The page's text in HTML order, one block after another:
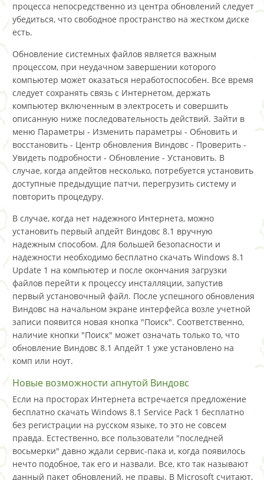
процесса непосредственно из центра обновлений следует
убедиться, что свободное пространство на жестком диске
есть.
Обновление системных файлов является важным
процессом, при неудачном завершении которого
компьютер может оказаться неработоспособен. Все время
следует сохранять связь с Интернетом, держать
компьютер включенным в электросеть и совершить
описанную ниже последовательность действий. Зайти в
меню Параметры - Изменить параметры - Обновить и
восстановить - Центр обновления Виндовс - Проверить -
Увидеть подробности - Обновление - Установить. В
случае, когда апдейтов несколько, потребуется установить
доступные предыдущие патчи, перегрузить систему и
повторить процедуру.
В случае, когда нет надежного Интернета, можно
установить первый апдейт Виндовс 8.1 вручную
надежным способом. Для большей безопасности и
надежности необходимо бесплатно скачать Windows 8.1
Update 1 на компьютер и после окончания загрузки
файлов перейти к процессу инсталляции, запустив
первый установочный файл. После успешного обновления
Виндовс на начальном экране интерфейса возле учетной
записи появится новая кнопка "Поиск". Соответственно,
наличие кнопки "Поиск" может означать только то, что
обновление Виндовс 8.1 Апдейт 1 уже установлено на
комп или ноут.
Новые возможности апнутой Виндовс
Если на просторах Интернета встречается предложение
бесплатно скачать Windows 8.1 Service Pack 1 бесплатно
без регистрации на русском языке, то это не совсем
правда. Естественно, все пользователи "последней
восьмерки" давно ждали сервис-пака и, когда появилось
нечто подобное, так его и назвали. Все, кто так называют
данный пакет обновлений, не правы. В Microsoft считают,